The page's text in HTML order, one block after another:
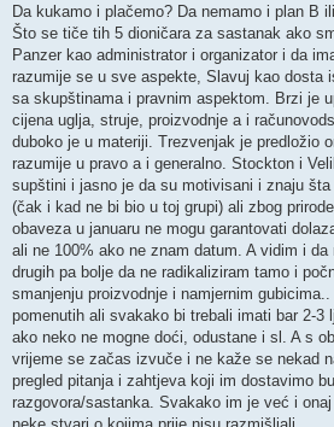
Da kukamo i plačemo? Da nemamo i plan B
Što se tiče tih 5 dioničara za sastanak ako
Panzer kao administrator i organizator i da
razumije se u sve aspekte, Slavuj kao dosta
sa skupštinama i pravnim aspektom. Brzi je
cijena uglja, struje, proizvodnje a i
duboko je u materiji. Trezvenjak je predložio
razumije u pravo a i generalno. Stockton i
supštini i jasno je da su motivisani i znaju
(čak i kad ne bi bio u toj grupi) ali zbog
obaveza u januaru ne mogu garantovati
ali ne 100% ako ne znam datum. A vidim i da
drugih pa bolje da ne radikaliziram tamo i
smanjenju proizvodnje i namjernim
pomenutih ali svakako bi trebali imati bar 2-3
ako neko ne mogne doći, odustane i sl. A s
vrijeme se začas izvuče i ne kaže se nekad
pregled pitanja i zahtjeva koji im dostavimo
razgovora/sastanka. Svakako im je već i